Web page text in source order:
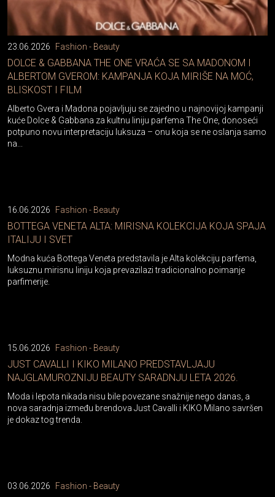
23.06.2026 Fashion - Beauty
DOLCE & GABBANA THE ONE VRAĆA SE SA MADONOM I
ALBERTOM GVEROM: KAMPANJA KOJA MIRIŠE NA MOĆ,
BLISKOST I FILM
Alberto Gvera i Madona pojavljuju se zajedno u najnovijoj kampanji
kuće Dolce & Gabbana za kultnu liniju parfema The One, donoseći
potpuno novu interpretaciju luksuza – onu koja se ne oslanja samo
na...
16.06.2026 Fashion - Beauty
BOTTEGA VENETA ALTA: MIRISNA KOLEKCIJA KOJA SPAJA
ITALIJU I SVET
Modna kuća Bottega Veneta predstavila je Alta kolekciju parfema,
luksuznu mirisnu liniju koja prevazilazi tradicionalno poimanje
parfimerije.
15.06.2026 Fashion - Beauty
JUST CAVALLI I KIKO MILANO PREDSTAVLJAJU
NAJGLAMUROZNIJU BEAUTY SARADNJU LETA 2026.
Moda i lepota nikada nisu bile povezane snažnije nego danas, a
nova saradnja između brendova Just Cavalli i KIKO Milano savršen
je dokaz tog trenda.
03.06.2026 Fashion - Beauty